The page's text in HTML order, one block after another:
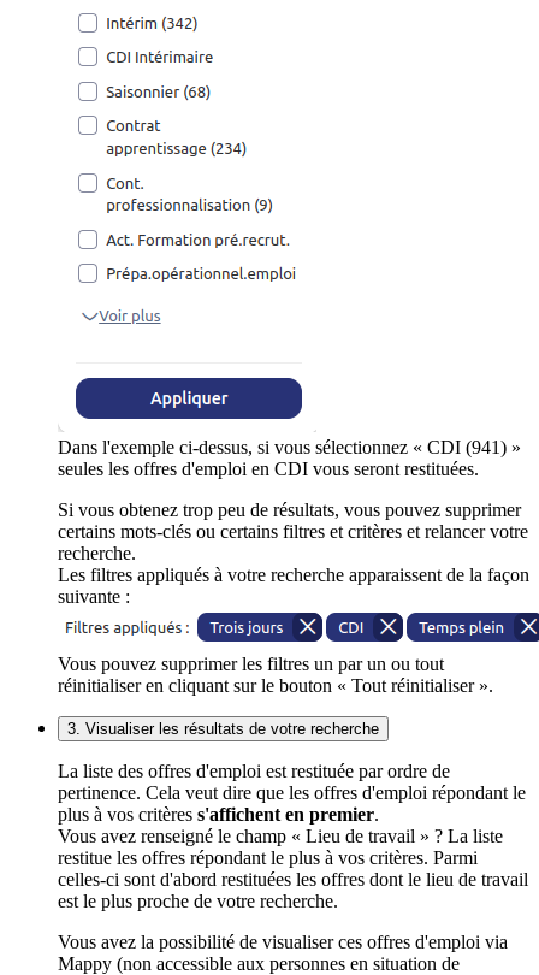
Dans l'exemple ci-dessus, si vous sélectionnez « CDI (941) »
seules les offres d'emploi en CDI vous seront restituées.
Si vous obtenez trop peu de résultats, vous pouvez supprimer
certains mots-clés ou certains filtres et critères et relancer votre
recherche.
Les filtres appliqués à votre recherche apparaissent de la façon
suivante :
Vous pouvez supprimer les filtres un par un ou tout
réinitialiser en cliquant sur le bouton « Tout réinitialiser ».
3. Visualiser les résultats de votre recherche
La liste des offres d'emploi est restituée par ordre de
pertinence. Cela veut dire que les offres d'emploi répondant le
plus à vos critères s'affichent en premier.
Vous avez renseigné le champ « Lieu de travail » ? La liste
restitue les offres répondant le plus à vos critères. Parmi
celles-ci sont d'abord restituées les offres dont le lieu de travail
est le plus proche de votre recherche.
Vous avez la possibilité de visualiser ces offres d'emploi via
Mappy (non accessible aux personnes en situation de